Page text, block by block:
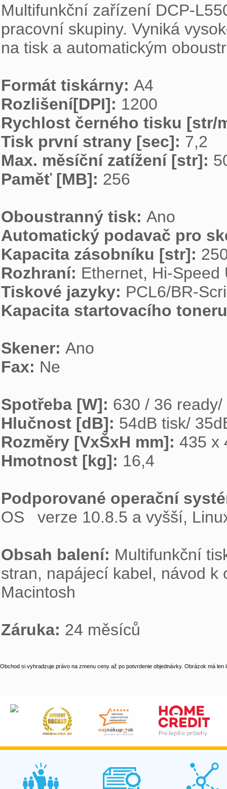
Multifunkční zařízení DCP-
pracovní skupiny. Vyniká
na tisk a automatickým
Formát tiskárny:
Rozlišení[DPI]:
Rychlost černého tisku [str/
Tisk první strany [sec]:
Max. měsíční zatížení [str]:
Paměť [MB]: 256
Oboustranný tisk:
Automatický podavač pro
Kapacita zásobníku [str]:
Rozhraní:
Tiskové jazyky:
Kapacita startovacího
Skener:
Fax: Ne
Spotřeba [W]:
Hlučnost [dB]:
Rozměry [VxŠxH mm]:
Hmotnost [kg]: 16,4
Podporované operační
OS 	verze 10.8.5 a vyšší, Linux
Obsah balení: Multifunkční
stran, napájecí kabel, návod k
Macintosh
Záruka: 24 měsíců
Obchod si vyhradzuje právo na zmenu ceny až po potvrdenie objednávky. Obrázok má len